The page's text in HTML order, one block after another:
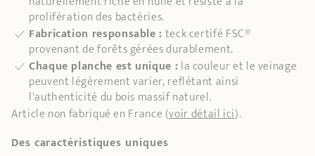
prolifération des bactéries.
Fabrication responsable : teck certifé FSC®
provenant de forêts gérées durablement.
Chaque planche est unique : la couleur et le veinage
peuvent légèrement varier, reflétant ainsi
l'authenticité du bois massif naturel.
Article non fabriqué en France (voir détail ici).
Des caractéristiques uniques